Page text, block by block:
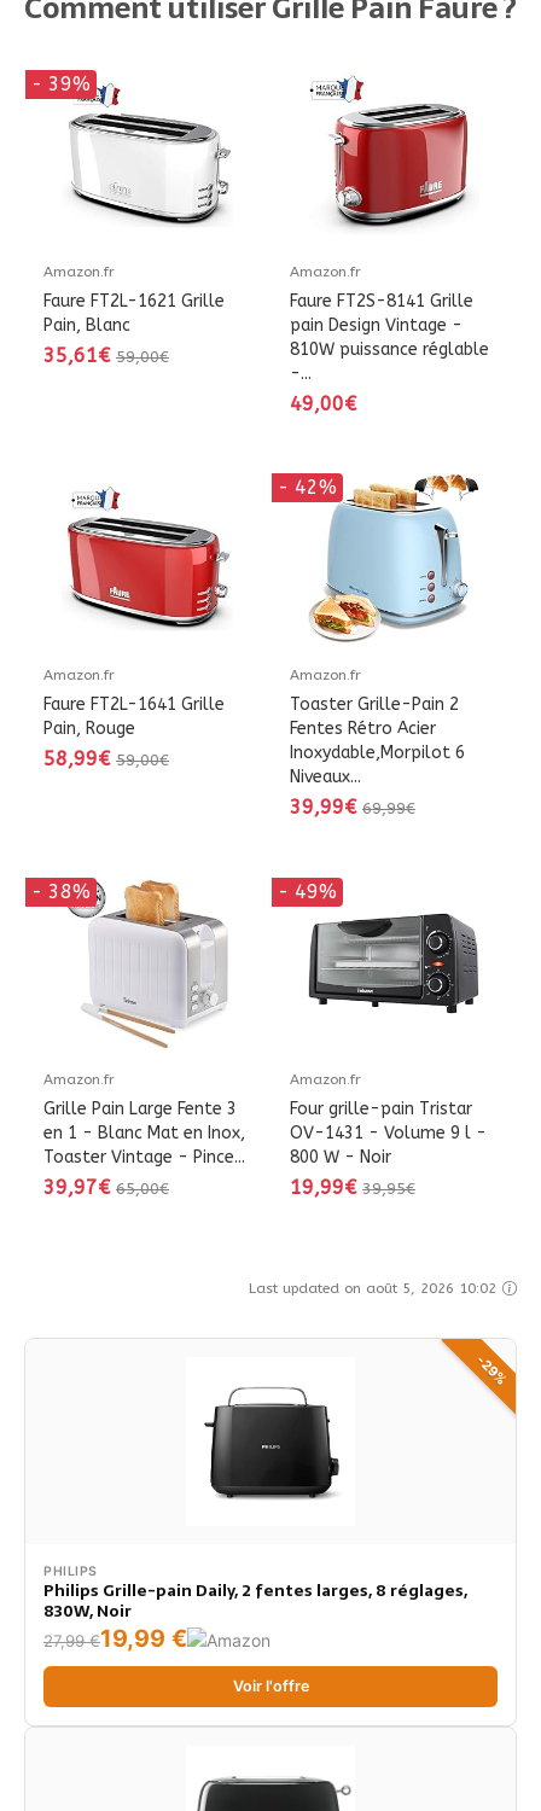
- 39%
Amazon.fr
Faure FT2L-1621 Grille
Pain, Blanc
35,61€ 59,00€
Amazon.fr
Faure FT2S-8141 Grille
pain Design Vintage -
810W puissance réglable
-...
49,00€
Amazon.fr
Faure FT2L-1641 Grille
Pain, Rouge
58,99€ 59,00€
- 42%
Amazon.fr
Toaster Grille-Pain 2
Fentes Rétro Acier
Inoxydable,Morpilot 6
Niveaux...
39,99€ 69,99€
- 38%
Amazon.fr
Grille Pain Large Fente 3
en 1 - Blanc Mat en Inox,
Toaster Vintage - Pince...
39,97€ 65,00€
- 49%
Amazon.fr
Four grille-pain Tristar
OV-1431 - Volume 9 l -
800 W - Noir
19,99€ 39,95€
Last updated on août 5, 2026 10:02
-29%
PHILIPS
Philips Grille-pain Daily, 2 fentes larges, 8 réglages,
830W, Noir
27,99 €19,99 €
Voir l'offre